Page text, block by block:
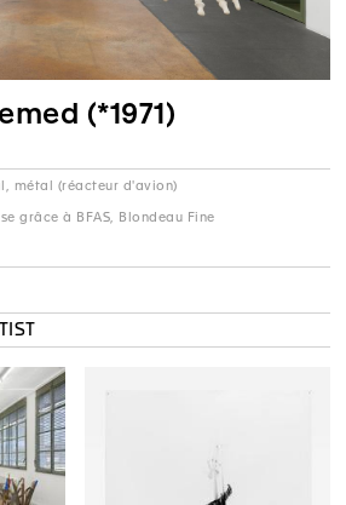
(*1971)
métal (réacteur d'avion)
grâce à BFAS, Blondeau Fine